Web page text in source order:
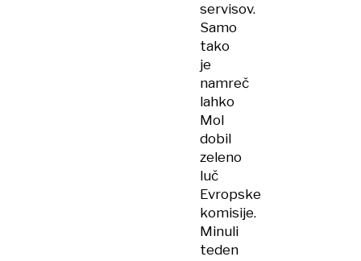
servisov.
Samo
tako
je
namreč
lahko
Mol
dobil
zeleno
luč
Evropske
komisije.
Minuli
teden